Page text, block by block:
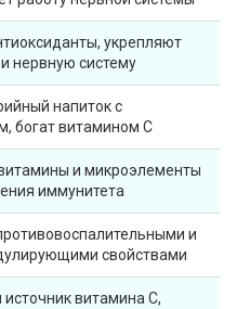
укрепляют
нервную систему
напиток с
богат витамином С
и микроэлементы
иммунитета
и
свойствами
витамина С,